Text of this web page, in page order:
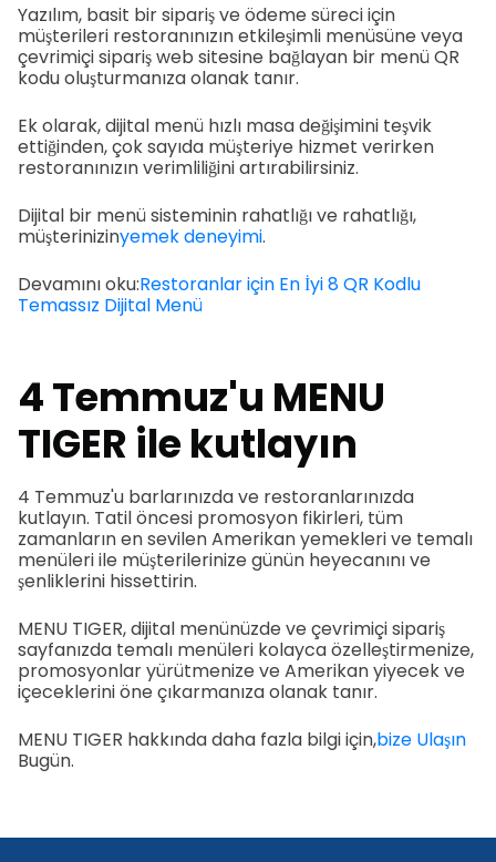
Yazılım, basit bir sipariş ve ödeme süreci için
müşterileri restoranınızın etkileşimli menüsüne veya
çevrimiçi sipariş web sitesine bağlayan bir menü QR
kodu oluşturmanıza olanak tanır.
Ek olarak, dijital menü hızlı masa değişimini teşvik
ettiğinden, çok sayıda müşteriye hizmet verirken
restoranınızın verimliliğini artırabilirsiniz.
Dijital bir menü sisteminin rahatlığı ve rahatlığı,
müşterinizinyemek deneyimi.
Devamını oku:Restoranlar için En İyi 8 QR Kodlu
Temassız Dijital Menü
4 Temmuz'u MENU
TIGER ile kutlayın
4 Temmuz'u barlarınızda ve restoranlarınızda
kutlayın. Tatil öncesi promosyon fikirleri, tüm
zamanların en sevilen Amerikan yemekleri ve temalı
menüleri ile müşterilerinize günün heyecanını ve
şenliklerini hissettirin.
MENU TIGER, dijital menünüzde ve çevrimiçi sipariş
sayfanızda temalı menüleri kolayca özelleştirmenize,
promosyonlar yürütmenize ve Amerikan yiyecek ve
içeceklerini öne çıkarmanıza olanak tanır.
MENU TIGER hakkında daha fazla bilgi için,bize Ulaşın
Bugün.